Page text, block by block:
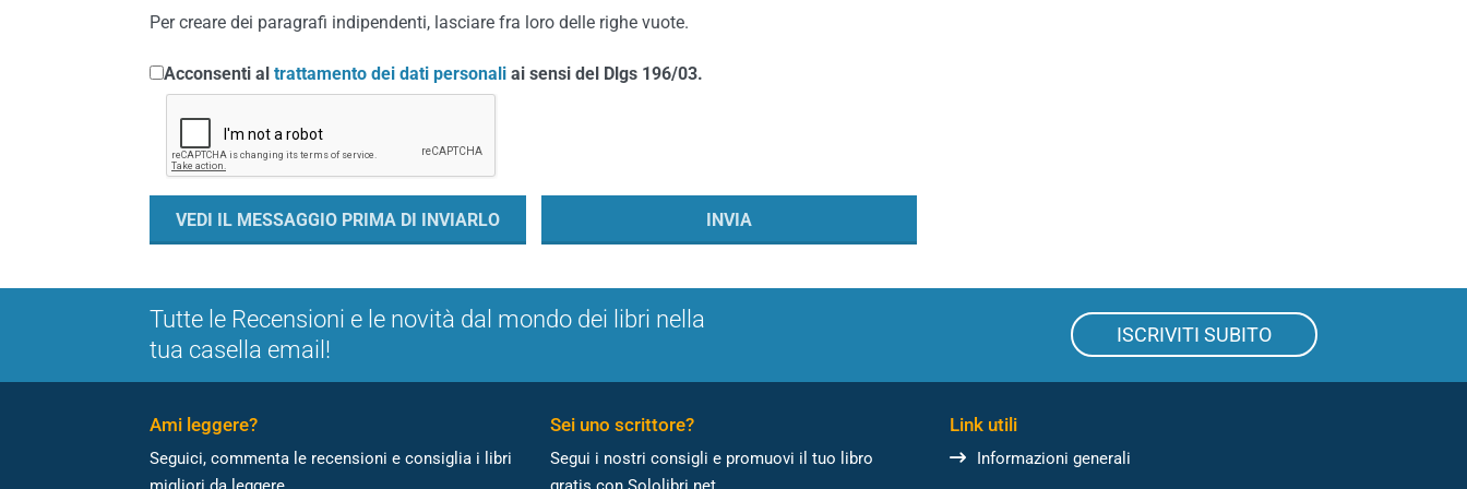
Per creare dei paragrafi indipendenti, lasciare fra loro delle righe vuote.
Acconsenti al trattamento dei dati personali ai sensi del Dlgs 196/03.
Tutte le Recensioni e le novità dal mondo dei libri nella
tua casella email!
ISCRIVITI SUBITO
Ami leggere?
Seguici, commenta le recensioni e consiglia i libri
Sei uno scrittore?
Segui i nostri consigli e promuovi il tuo libro
Link utili
Informazioni generali